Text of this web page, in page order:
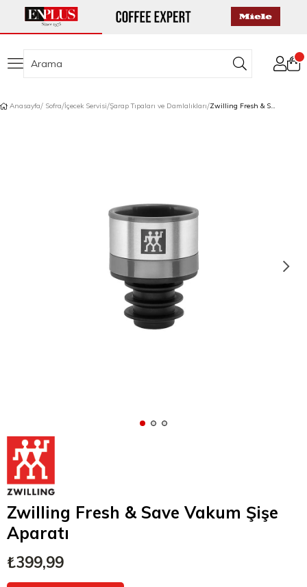
Anasayfa Sofra İçecek Servisi Şarap Tıpaları ve Damlalıkları Zwilling Fresh & Save Vakum Şişe Aparatı
Zwilling Fresh & Save Vakum Şişe
Aparatı
₺399,99